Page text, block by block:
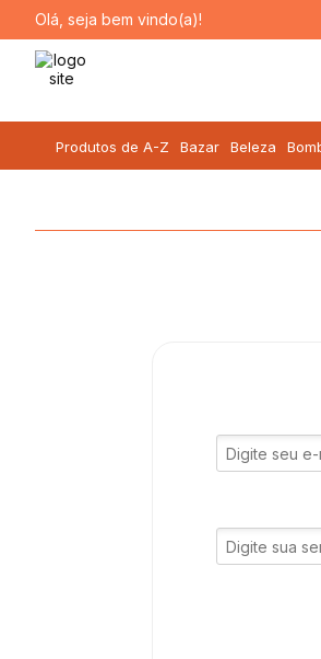
Olá, seja bem vindo(a)!
Produtos de A-Z Bazar Beleza